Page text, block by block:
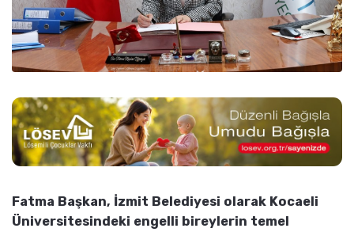
Fatma Başkan, İzmit Belediyesi olarak Kocaeli
Üniversitesindeki engelli bireylerin temel